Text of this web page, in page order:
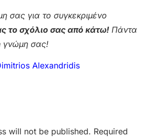
σας για το συγκεκριμένο
το σχόλιο σας από κάτω! Πάντα
γνώμη σας!
Alexandridis
will not be published. Required